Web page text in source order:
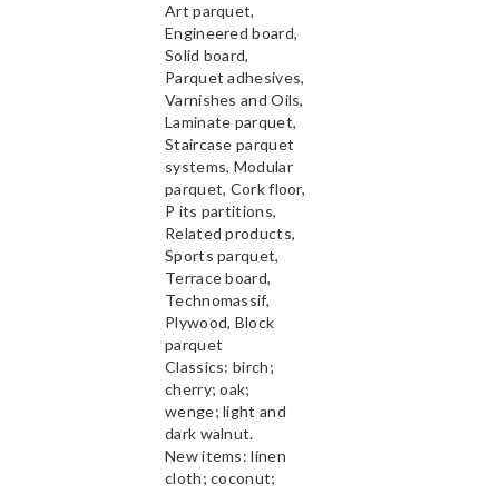
Art parquet,
Engineered board,
Solid board,
Parquet adhesives,
Varnishes and Oils,
Laminate parquet,
Staircase parquet
systems, Modular
parquet, Cork floor,
P its partitions,
Related products,
Sports parquet,
Terrace board,
Technomassif,
Plywood, Block
parquet
Classics: birch;
cherry; oak;
wenge; light and
dark walnut.
New items: linen
cloth; coconut;